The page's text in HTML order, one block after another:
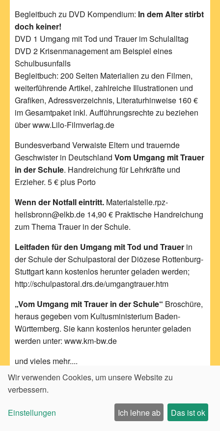
Begleitbuch zu DVD Kompendium: In dem Alter stirbt
doch keiner!
DVD 1 Umgang mit Tod und Trauer im Schulalltag
DVD 2 Krisenmanagement am Beispiel eines
Schulbusunfalls
Begleitbuch: 200 Seiten Materialien zu den Filmen,
weiterführende Artikel, zahlreiche Illustrationen und
Grafiken, Adressverzeichnis, Literaturhinweise 160 €
im Gesamtpaket inkl. Aufführungsrechte zu beziehen
über www.Lilo-Filmverlag.de
Bundesverband Verwaiste Eltern und trauernde
Geschwister in Deutschland Vom Umgang mit Trauer
in der Schule. Handreichung für Lehrkräfte und
Erzieher. 5 € plus Porto
Wenn der Notfall eintritt. Materialstelle.rpz-
heilsbronn@elkb.de 14,90 € Praktische Handreichung
zum Thema Trauer in der Schule.
Leitfaden für den Umgang mit Tod und Trauer in
der Schule der Schulpastoral der Diözese Rottenburg-
Stuttgart kann kostenlos herunter geladen werden;
http://schulpastoral.drs.de/umgangtrauer.htm
„Vom Umgang mit Trauer in der Schule“ Broschüre,
heraus gegeben vom Kultusministerium Baden-
Württemberg. Sie kann kostenlos herunter geladen
werden unter: www.km-bw.de
und vieles mehr....
„Das Herz, das nicht spricht, zerbricht“ meint Shakespeare. Es gibt kein
Leid, das nicht durch menschliche Nähe gemildert werden könnte.
Wir verwenden Cookies, um unsere Website zu
verbessern.
Einstellungen Ich lehne ab Das ist ok